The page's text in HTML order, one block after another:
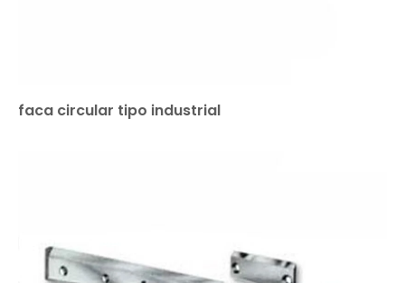
faca circular tipo industrial